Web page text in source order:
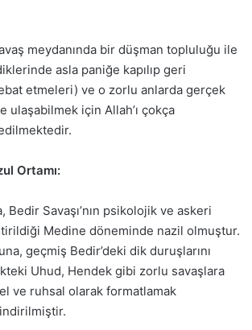
meydanında bir düşman topluluğu ile
asla paniğe kapılıp geri
etmeleri) ve o zorlu anlarda gerçek
ulaşabilmek için Allah’ı çokça
Ortamı:
Bedir Savaşı’nın psikolojik ve askeri
Medine döneminde nazil olmuştur.
geçmiş Bedir’deki dik duruşlarını
Uhud, Hendek gibi zorlu savaşlara
ve ruhsal olarak formatlamak